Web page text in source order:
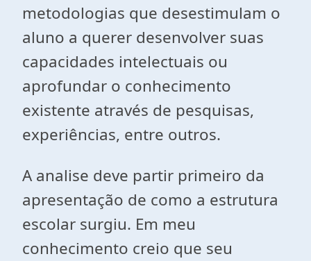
metodologias que desestimulam o
aluno a querer desenvolver suas
capacidades intelectuais ou
aprofundar o conhecimento
existente através de pesquisas,
experiências, entre outros.
A analise deve partir primeiro da
apresentação de como a estrutura
escolar surgiu. Em meu
conhecimento creio que seu